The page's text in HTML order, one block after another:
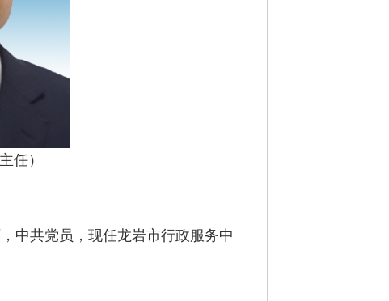
任）
中共党员，现任龙岩市行政服务中